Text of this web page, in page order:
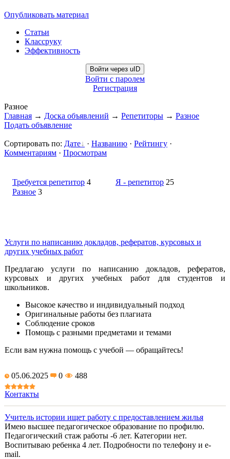
Опубликовать материал
Статьи
Классруку
Эффективность
Войти через uID
Войти с паролем
Регистрация
Разное
Главная → Доска объявлений → Репетиторы → Разное
Подать объявление
Сортировать по: Дате · Названию · Рейтингу ·
Комментариям · Просмотрам
Требуется репетитор 4 Я - репетитор 25
Разное 3
Услуги по написанию докладов, рефератов, курсовых и
других учебных работ
Предлагаю услуги по написанию докладов, рефератов,
курсовых и других учебных работ для студентов и
школьников.
Высокое качество и индивидуальный подход
Оригинальные работы без плагиата
Соблюдение сроков
Помощь с разными предметами и темами
Если вам нужна помощь с учебой — обращайтесь!
05.06.2025 0 488
Контакты
Учитель истории ищет работу с предоставлением жилья
Имею высшее педагогическое образование по профилю.
Педагогический стаж работы -6 лет. Категории нет.
Воспитываю ребенка 4 лет. Подробности по телефону и e-
mail.